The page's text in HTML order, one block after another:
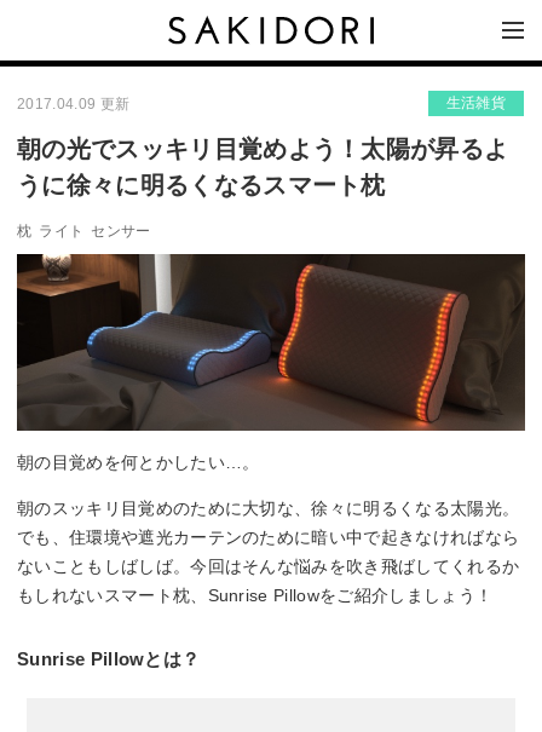
2017.04.09 更新 生活雑貨
朝の光でスッキリ目覚めよう！太陽が昇るよ
うに徐々に明るくなるスマート枕
枕 ライト センサー
朝の目覚めを何とかしたい…。
朝のスッキリ目覚めのために大切な、徐々に明るくなる太陽光。
でも、住環境や遮光カーテンのために暗い中で起きなければなら
ないこともしばしば。今回はそんな悩みを吹き飛ばしてくれるか
もしれないスマート枕、Sunrise Pillowをご紹介しましょう！
Sunrise Pillowとは？